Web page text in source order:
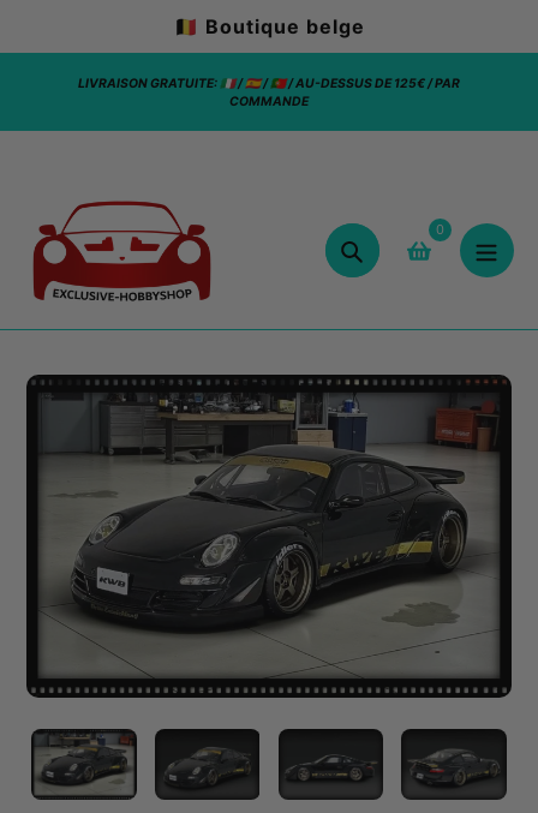
🇧🇪 Boutique belge
LIVRAISON GRATUITE: 🇮🇹 / 🇪🇸 / 🇵🇹 / AU-DESSUS DE 125€ / PAR
COMMANDE
Chercher
0